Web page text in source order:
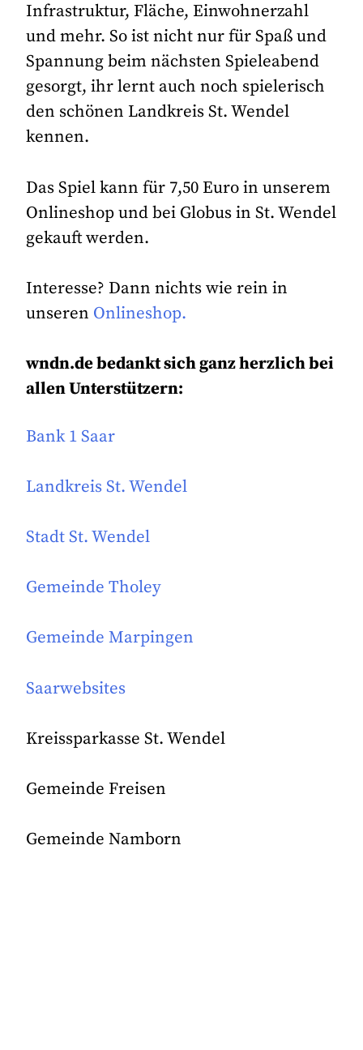
Infrastruktur, Fläche, Einwohnerzahl
und mehr. So ist nicht nur für Spaß und
Spannung beim nächsten Spieleabend
gesorgt, ihr lernt auch noch spielerisch
den schönen Landkreis St. Wendel
kennen.
Das Spiel kann für 7,50 Euro in unserem
Onlineshop und bei Globus in St. Wendel
gekauft werden.
Interesse? Dann nichts wie rein in
unseren Onlineshop.
wndn.de bedankt sich ganz herzlich bei
allen Unterstützern:
Bank 1 Saar
Landkreis St. Wendel
Stadt St. Wendel
Gemeinde Tholey
Gemeinde Marpingen
Saarwebsites
Kreissparkasse St. Wendel
Gemeinde Freisen
Gemeinde Namborn